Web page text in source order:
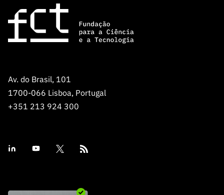
Av. do Brasil, 101
1700-066 Lisboa, Portugal
+351 213 924 300